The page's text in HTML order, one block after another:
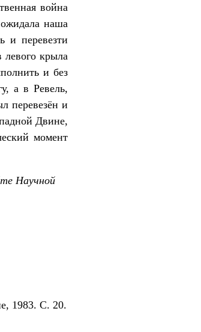
война
наша
и перевезти
левого крыла
и без
а в Ревель,
перевезён и
Двине,
момент
Научной
1983. С. 20.